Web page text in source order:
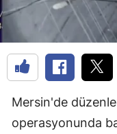
Mersin'de
operasyonunda